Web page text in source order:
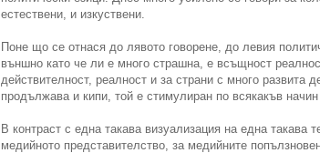
естествени, и изкуствени.
Поне що се отнася до лявото говорене, до левия
външно като че ли е много страшна, е всъщност
действителност, реалност и за страни с много
продължава и кипи, той е стимулиран по всякакъв
В контраст с една такава визуализация на една
медийното представителство, за медийните